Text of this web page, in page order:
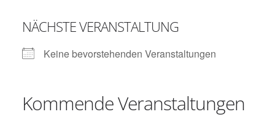
NÄCHSTE VERANSTALTUNG
Keine bevorstehenden Veranstaltungen
Kommende Veranstaltungen